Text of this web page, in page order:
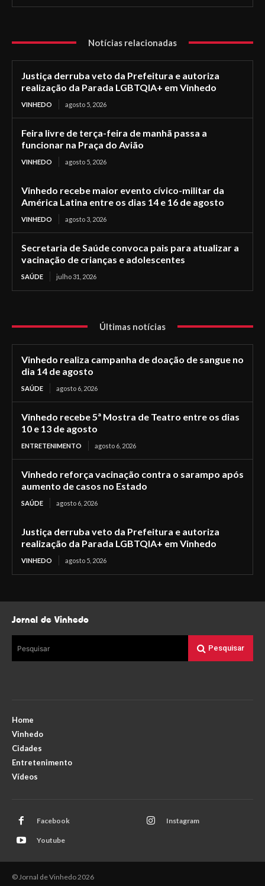
Notícias relacionadas
Justiça derruba veto da Prefeitura e autoriza
realização da Parada LGBTQIA+ em Vinhedo
VINHEDO agosto 5, 2026
Feira livre de terça-feira de manhã passa a
funcionar na Praça do Avião
VINHEDO agosto 5, 2026
Vinhedo recebe maior evento cívico-militar da
América Latina entre os dias 14 e 16 de agosto
VINHEDO agosto 3, 2026
Secretaria de Saúde convoca pais para atualizar a
vacinação de crianças e adolescentes
SAÚDE julho 31, 2026
Últimas notícias
Vinhedo realiza campanha de doação de sangue no
dia 14 de agosto
SAÚDE agosto 6, 2026
Vinhedo recebe 5ª Mostra de Teatro entre os dias
10 e 13 de agosto
ENTRETENIMENTO agosto 6, 2026
Vinhedo reforça vacinação contra o sarampo após
aumento de casos no Estado
SAÚDE agosto 6, 2026
Justiça derruba veto da Prefeitura e autoriza
realização da Parada LGBTQIA+ em Vinhedo
VINHEDO agosto 5, 2026
Jornal de Vinhedo
Pesquisar Pesquisar
Home
Vinhedo
Cidades
Entretenimento
Vídeos
Facebook Instagram
Youtube
© Jornal de Vinhedo 2026